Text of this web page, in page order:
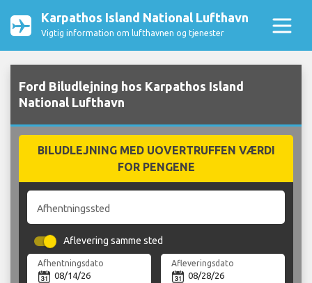
Karpathos Island National Lufthavn
Vigtig information om lufthavnen og tjenester
Ford Biludlejning hos Karpathos Island
National Lufthavn
BILUDLEJNING MED UOVERTRUFFEN VÆRDI
FOR PENGENE
Afhentningssted
Aflevering samme sted
Afhentningsdato Afleveringsdato